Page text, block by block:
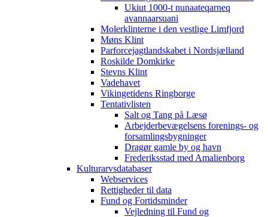
Ukiut 1000-t nunaateqarneq
avannaarsuani
Molerklinterne i den vestlige Limfjord
Møns Klint
Parforcejagtlandskabet i Nordsjælland
Roskilde Domkirke
Stevns Klint
Vadehavet
Vikingetidens Ringborge
Tentativlisten
Salt og Tang på Læsø
Arbejderbevægelsens forenings- og
forsamlingsbygninger
Dragør gamle by og havn
Frederiksstad med Amalienborg
Kulturarvsdatabaser
Webservices
Rettigheder til data
Fund og Fortidsminder
Vejledning til Fund og